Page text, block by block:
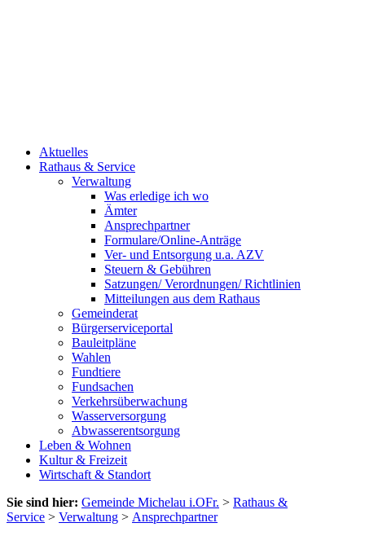
Aktuelles
Rathaus & Service
Verwaltung
Was erledige ich wo
Ämter
Ansprechpartner
Formulare/Online-Anträge
Ver- und Entsorgung u.a. AZV
Steuern & Gebühren
Satzungen/ Verordnungen/ Richtlinien
Mitteilungen aus dem Rathaus
Gemeinderat
Bürgerserviceportal
Bauleitpläne
Wahlen
Fundtiere
Fundsachen
Verkehrsüberwachung
Wasserversorgung
Abwasserentsorgung
Leben & Wohnen
Kultur & Freizeit
Wirtschaft & Standort
Sie sind hier: Gemeinde Michelau i.OFr. > Rathaus &
Service > Verwaltung > Ansprechpartner